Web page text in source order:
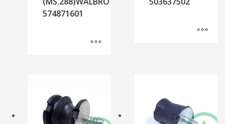
574871601